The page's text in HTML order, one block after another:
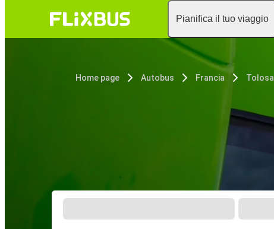
Pianifica il tuo viaggio
Home page Autobus Francia Tolosa